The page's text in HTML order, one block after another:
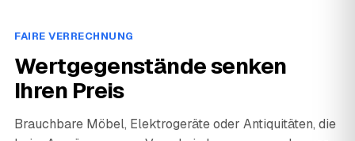
FAIRE VERRECHNUNG
Wertgegenstände senken
Ihren Preis
Brauchbare Möbel, Elektrogeräte oder Antiquitäten, die